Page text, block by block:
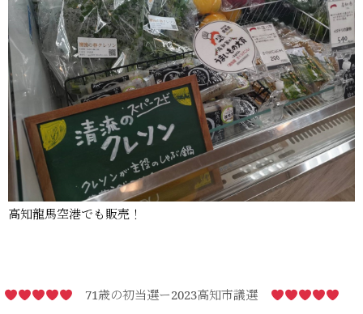
高知龍馬空港でも販売！
71歳の初当選ー2023高知市議選